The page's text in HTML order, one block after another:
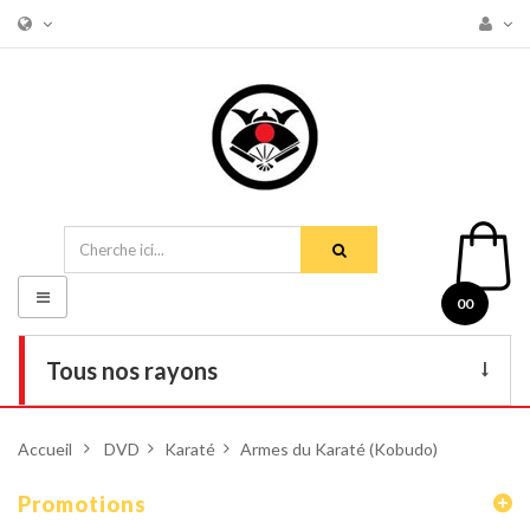
00
Tous nos rayons
Armes
Basculer
la
navigation
Accueil > DVD > Karaté > Armes du Karaté (Kobudo)
Promotions